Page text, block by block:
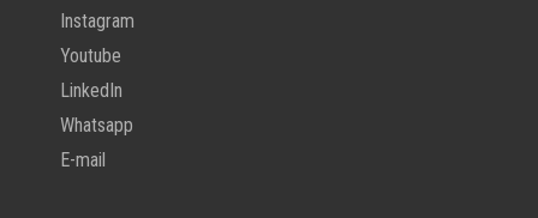
Instagram
Youtube
LinkedIn
Whatsapp
E-mail